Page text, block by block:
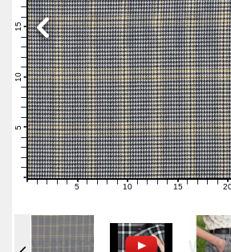
0
1
2
3
4
5
6
7
8
9
10
11
12
13
14
15
16
17
0 1 2 3 4 5 6 7 891011121314151617181920